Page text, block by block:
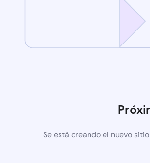
Se está creando el nuevo